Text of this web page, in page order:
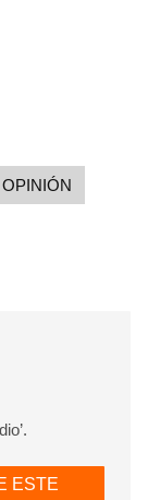
OPINIÓN
ESTE